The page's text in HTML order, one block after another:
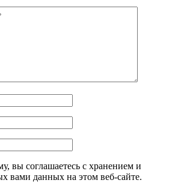
вы соглашаетесь с хранением и
вами данных на этом веб-сайте.